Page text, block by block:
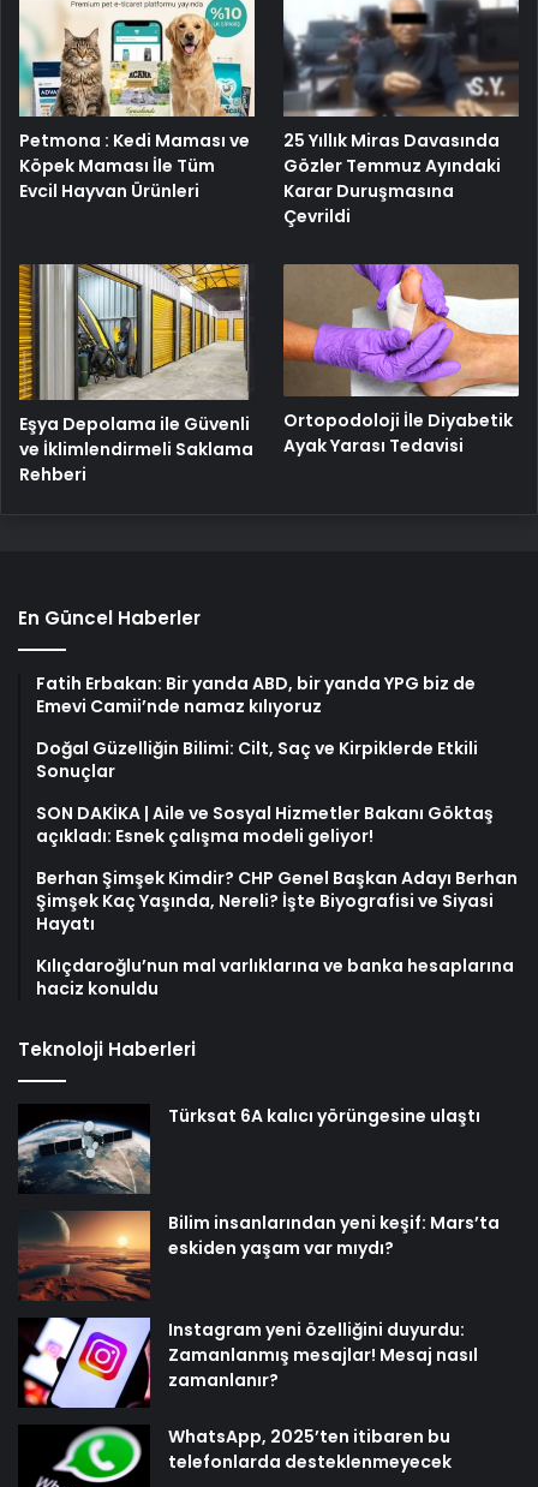
Petmona : Kedi Maması ve
Köpek Maması İle Tüm
Evcil Hayvan Ürünleri
25 Yıllık Miras Davasında
Gözler Temmuz Ayındaki
Karar Duruşmasına
Çevrildi
Eşya Depolama ile Güvenli
ve İklimlendirmeli Saklama
Rehberi
Ortopodoloji İle Diyabetik
Ayak Yarası Tedavisi
En Güncel Haberler
Fatih Erbakan: Bir yanda ABD, bir yanda YPG biz de
Emevi Camii’nde namaz kılıyoruz
Doğal Güzelliğin Bilimi: Cilt, Saç ve Kirpiklerde Etkili
Sonuçlar
SON DAKİKA | Aile ve Sosyal Hizmetler Bakanı Göktaş
açıkladı: Esnek çalışma modeli geliyor!
Berhan Şimşek Kimdir? CHP Genel Başkan Adayı Berhan
Şimşek Kaç Yaşında, Nereli? İşte Biyografisi ve Siyasi
Hayatı
Kılıçdaroğlu’nun mal varlıklarına ve banka hesaplarına
haciz konuldu
Teknoloji Haberleri
Türksat 6A kalıcı yörüngesine ulaştı
Bilim insanlarından yeni keşif: Mars’ta
eskiden yaşam var mıydı?
Instagram yeni özelliğini duyurdu:
Zamanlanmış mesajlar! Mesaj nasıl
zamanlanır?
WhatsApp, 2025’ten itibaren bu
telefonlarda desteklenmeyecek